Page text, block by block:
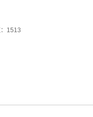
1513